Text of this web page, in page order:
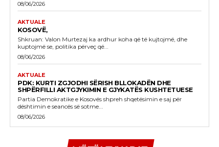
08/06/2026
AKTUALE
KOSOVË,
Shkruan: Valon Murtezaj ka ardhur koha që të kujtojmë, dhe
kuptojmë se, politika përveç që...
08/06/2026
AKTUALE
PDK: KURTI ZGJODHI SËRISH BLLOKADËN DHE
SHPËRFILLI AKTGJYKIMIN E GJYKATËS KUSHTETUESE
Partia Demokratike e Kosovës shpreh shqetësimin e saj për
dështimin e seancës së sotme...
08/06/2026